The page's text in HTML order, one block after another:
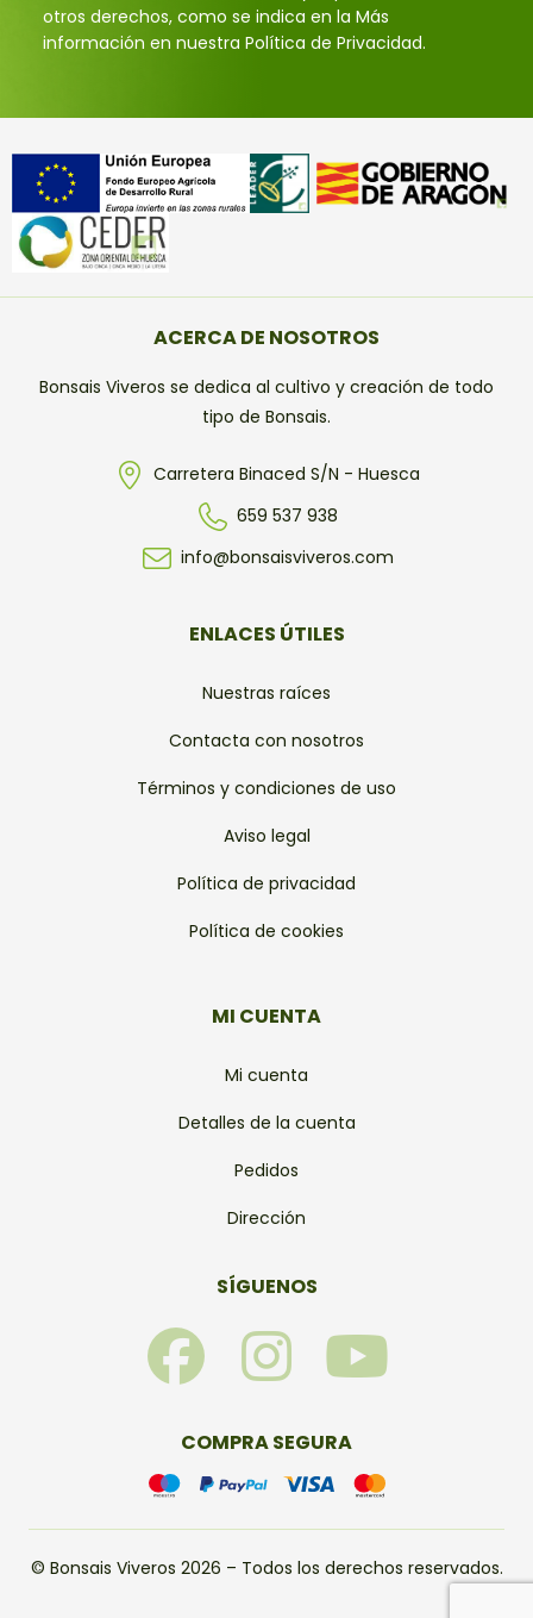
otros derechos, como se indica en la Más
información en nuestra Política de Privacidad.
ACERCA DE NOSOTROS
Bonsais Viveros se dedica al cultivo y creación de todo
tipo de Bonsais.
Carretera Binaced S/N - Huesca
659 537 938
info@bonsaisviveros.com
ENLACES ÚTILES
Nuestras raíces
Contacta con nosotros
Términos y condiciones de uso
Aviso legal
Política de privacidad
Política de cookies
MI CUENTA
Mi cuenta
Detalles de la cuenta
Pedidos
Dirección
SÍGUENOS
F
a
c
e
b
I
n
s
t
a
Y
u
t
u
COMPRA SEGURA
© Bonsais Viveros 2026 – Todos los derechos reservados.